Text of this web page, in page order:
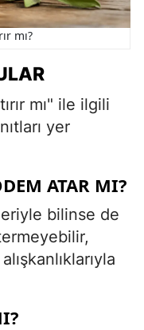
mı?
mı" ile ilgili
yer
ATAR MI?
bilinse de